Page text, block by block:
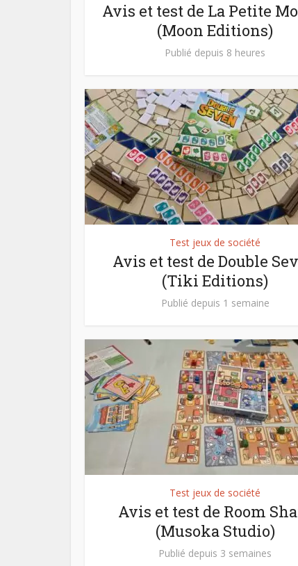
Avis et test de La Petite
(Moon Editions)
Publié depuis 8 heures
Test jeux de société
Avis et test de Double
(Tiki Editions)
Publié depuis 1 semaine
Test jeux de société
Avis et test de Room
(Musoka Studio)
Publié depuis 3 semaines